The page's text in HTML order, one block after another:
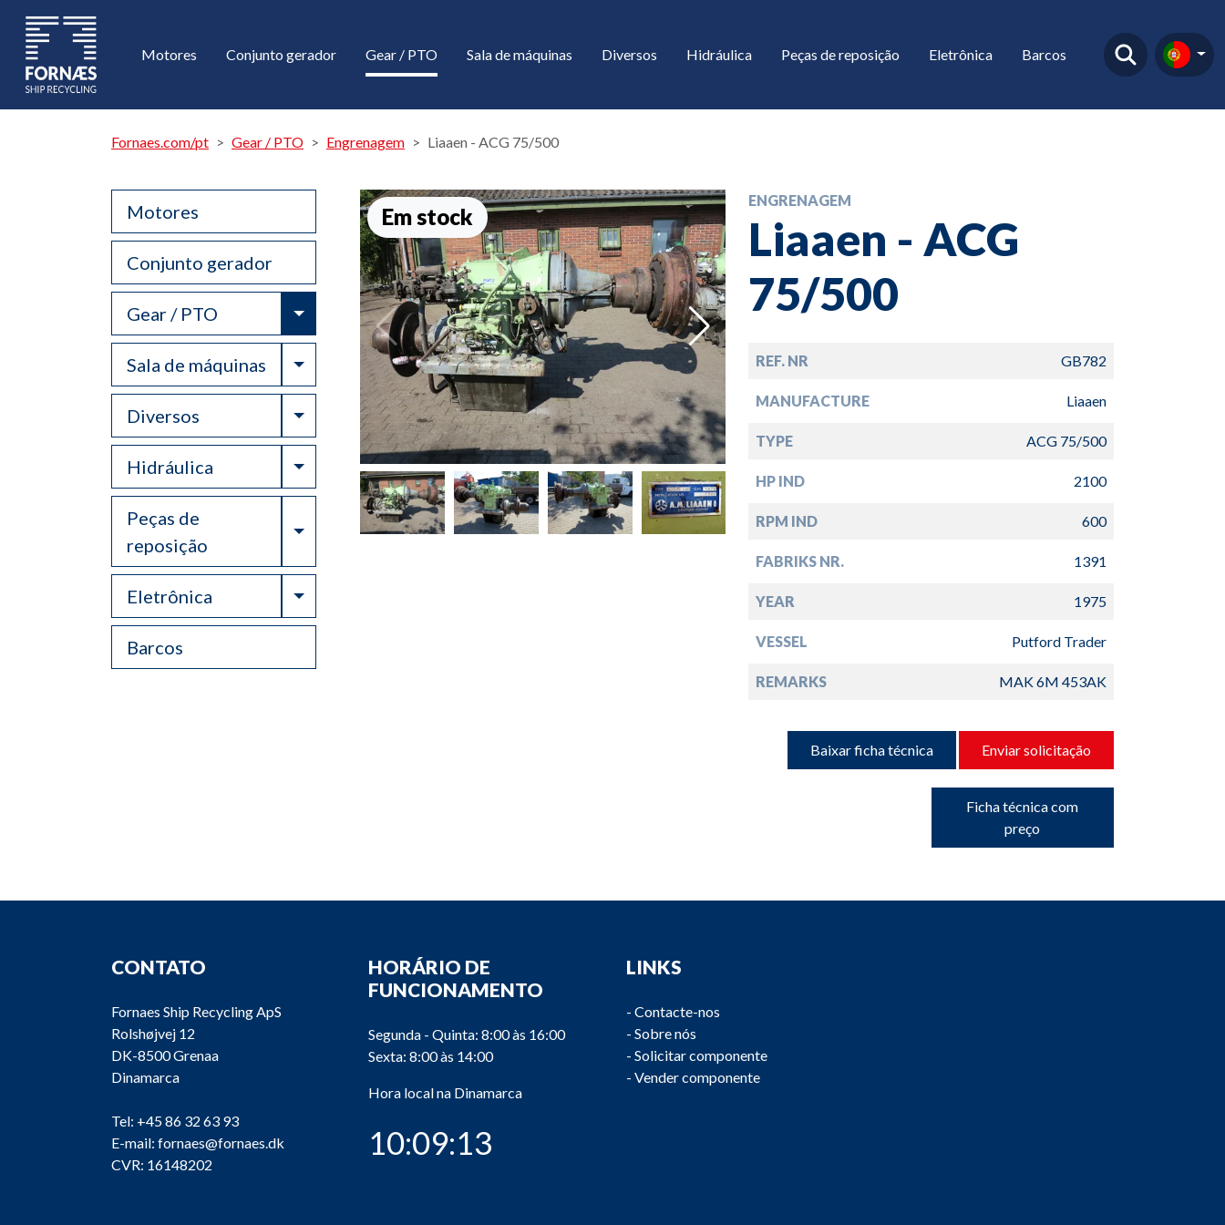
Motores Conjunto gerador Gear / PTO Sala de máquinas Diversos Hidráulica Peças de reposição Eletrônica Barcos
Fornaes.com/pt Gear / PTO Engrenagem Liaaen - ACG 75/500
Motores
Conjunto gerador
Gear / PTO Toggle Dropdown
Sala de máquinas Toggle Dropdown
Diversos Toggle Dropdown
Hidráulica Toggle Dropdown
Peças de
reposição
Toggle Dropdown
Eletrônica Toggle Dropdown
Barcos
Em stock
ENGRENAGEM
Liaaen - ACG
75/500
REF. NR GB782
MANUFACTURE Liaaen
TYPE ACG 75/500
HP IND 2100
RPM IND 600
FABRIKS NR. 1391
YEAR 1975
VESSEL Putford Trader
REMARKS MAK 6M 453AK
Baixar ficha técnica Enviar solicitação
Ficha técnica com
preço
CONTATO
Fornaes Ship Recycling ApS
Rolshøjvej 12
DK-8500 Grenaa
Dinamarca
Tel: +45 86 32 63 93
E-mail: fornaes@fornaes.dk
CVR: 16148202
HORÁRIO DE
FUNCIONAMENTO
Segunda - Quinta: 8:00 às 16:00
Sexta: 8:00 às 14:00
Hora local na Dinamarca
10:09:14
LINKS
- Contacte-nos
- Sobre nós
- Solicitar componente
- Vender componente